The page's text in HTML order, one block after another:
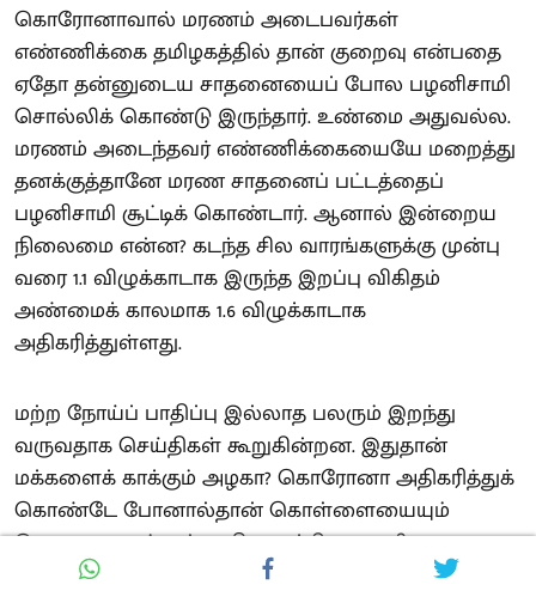
கொரோனாவால் மரணம் அடைபவர்கள்
எண்ணிக்கை தமிழகத்தில் தான் குறைவு என்பதை
ஏதோ தன்னுடைய சாதனையைப் போல பழனிசாமி
சொல்லிக் கொண்டு இருந்தார். உண்மை அதுவல்ல.
மரணம் அடைந்தவர் எண்ணிக்கையையே மறைத்து
தனக்குத்தானே மரண சாதனைப் பட்டத்தைப்
பழனிசாமி சூட்டிக் கொண்டார். ஆனால் இன்றைய
நிலைமை என்ன? கடந்த சில வாரங்களுக்கு முன்பு
வரை 1.1 விழுக்காடாக இருந்த இறப்பு விகிதம்
அண்மைக் காலமாக 1.6 விழுக்காடாக
அதிகரித்துள்ளது.
மற்ற நோய்ப் பாதிப்பு இல்லாத பலரும் இறந்து
வருவதாக செய்திகள் கூறுகின்றன. இதுதான்
மக்களைக் காக்கும் அழகா? கொரோனா அதிகரித்துக்
கொண்டே போனால்தான் கொள்ளையையும்
தொடர முடியும் என்று நினைக்கிறதா தமிழக அரசு
என்ற சந்தேகம் தான் வருகிறது. மார்ச் மாதம் 24 ஆம்